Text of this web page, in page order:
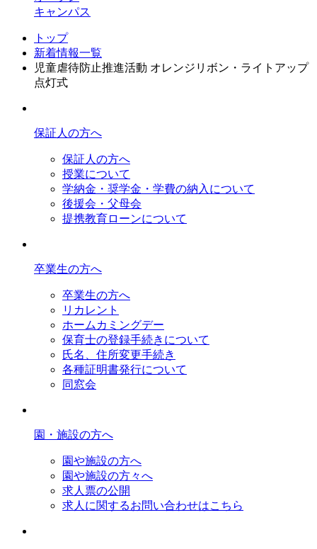
キャンパス
トップ
新着情報一覧
児童虐待防止推進活動 オレンジリボン・ライトアップ
点灯式
保証人の方へ
保証人の方へ
授業について
学納金・奨学金・学費の納入について
後援会・父母会
提携教育ローンについて
卒業生の方へ
卒業生の方へ
リカレント
ホームカミングデー
保育士の登録手続きについて
氏名、住所変更手続き
各種証明書発行について
同窓会
園・施設の方へ
園や施設の方へ
園や施設の方々へ
求人票の公開
求人に関するお問い合わせはこちら